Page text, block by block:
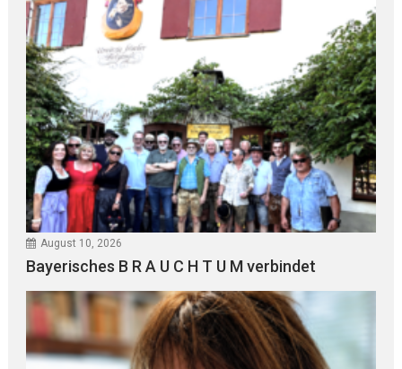
August 10, 2026
Bayerisches B R A U C H T U M verbindet